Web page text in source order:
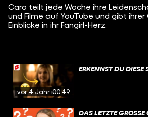
Caro teilt jede Woche ihre
und Filme auf YouTube und gibt
Einblicke in ihr Fangirl-Herz.
vor 4 Jahren00:49
ERKENNST DU DIESE
DAS LETZTE GROSSE